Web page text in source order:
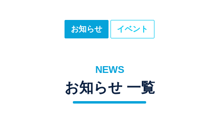
お知らせ イベント
NEWS
お知らせ 一覧